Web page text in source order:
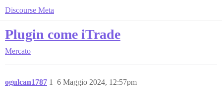
Discourse Meta
Plugin come iTrade
Mercato
ogulcan1787 6 Maggio 2024, 12:57pm
1